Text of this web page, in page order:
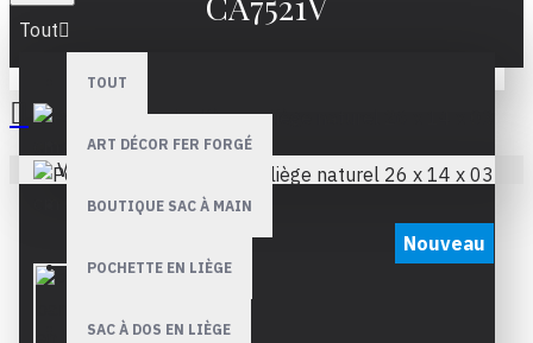
Tout
TOUT
ART DÉCOR FER FORGÉ
BOUTIQUE SAC À MAIN
POCHETTE EN LIÈGE
SAC À DOS EN LIÈGE
Votre panier est vide !
Nouveau